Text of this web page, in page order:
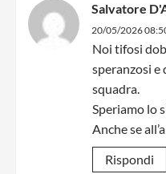
Salvatore
20/05/2026
Noi tifosi
speranzosi e
squadra.
Speriamo lo
Anche se
Rispondi